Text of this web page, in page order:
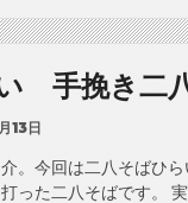
手挽き二八
13日
。今回は二八そばひ
った二八そばです。